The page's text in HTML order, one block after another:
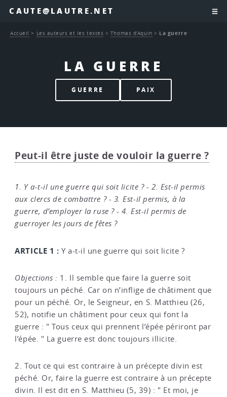
CAUTE@LAUTRE.NET
LA GUERRE
GUERRE PAIX
Accueil > Les auteurs et les textes > Thomas d’Aquin > La guerre
Peut-il être juste de vouloir la guerre ?
1. Y a-t-il une guerre qui soit licite ? - 2. Est-il permis
aux clercs de combattre ? - 3. Est-il permis, à la
guerre, d’employer la ruse ? - 4. Est-il permis de
guerroyer les jours de fêtes ?
ARTICLE 1 : Y a-t-il une guerre qui soit licite ?
Objections : 1. Il semble que faire la guerre soit
toujours un péché. Car on n’inflige de châtiment que
pour un péché. Or, le Seigneur, en S. Matthieu (26,
52), notifie un châtiment pour ceux qui font la
guerre : " Tous ceux qui prennent l’épée périront par
l’épée. " La guerre est donc toujours illicite.
2. Tout ce qui est contraire à un précepte divin est
péché. Or, faire la guerre est contraire à un précepte
divin. Il est dit en S. Matthieu (5, 39) : " Et moi, je